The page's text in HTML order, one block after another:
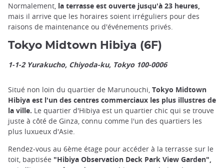
Normalement, la terrasse est ouverte jusqu'à 23 heures,
mais il arrive que les horaires soient irréguliers pour des
raisons de maintenance ou d'événements privés.
Tokyo Midtown Hibiya (6F)
1-1-2 Yurakucho, Chiyoda-ku, Tokyo 100-0006
Situé non loin du quartier de Marunouchi, Tokyo Midtown
Hibiya est l'un des centres commerciaux les plus illustres de
la ville. Le quartier d'Hibiya est un quartier chic qui se trouve
juste à côté de Ginza, connu comme l'un des quartiers les
plus luxueux d'Asie.
Rendez-vous au 6ème étage pour accéder à la terrasse sur le
toit, baptisée "Hibiya Observation Deck Park View Garden",